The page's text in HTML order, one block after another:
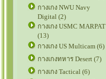
กางเกง NWU Navy
Digital (2)
กางเกง USMC MARPAT
(13)
กางเกง US Multicam (6)
กางเกงทหาร Desert (7)
กางเกง Tactical (6)